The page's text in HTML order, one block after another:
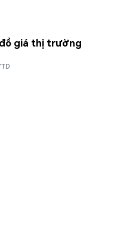
đồ giá thị trường